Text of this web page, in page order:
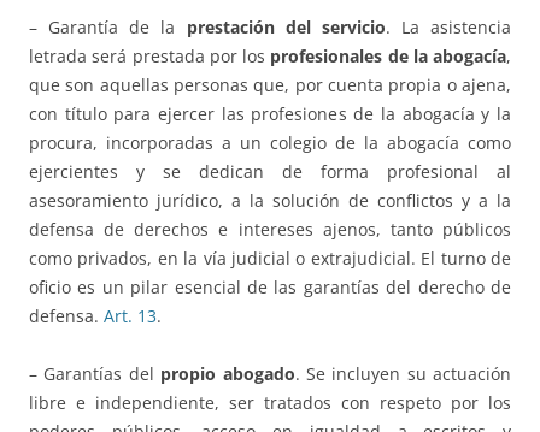
– Garantía de la prestación del servicio. La asistencia
letrada será prestada por los profesionales de la abogacía,
que son aquellas personas que, por cuenta propia o ajena,
con título para ejercer las profesiones de la abogacía y la
procura, incorporadas a un colegio de la abogacía como
ejercientes y se dedican de forma profesional al
asesoramiento jurídico, a la solución de conflictos y a la
defensa de derechos e intereses ajenos, tanto públicos
como privados, en la vía judicial o extrajudicial. El turno de
oficio es un pilar esencial de las garantías del derecho de
defensa. Art. 13.
– Garantías del propio abogado. Se incluyen su actuación
libre e independiente, ser tratados con respeto por los